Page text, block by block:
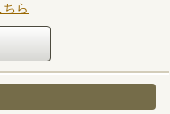
ら